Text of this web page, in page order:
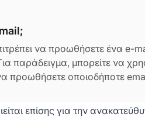
να προωθήσετε ένα e-
παράδειγμα, μπορείτε να
προωθήσετε οποιοδήποτε
επίσης για την